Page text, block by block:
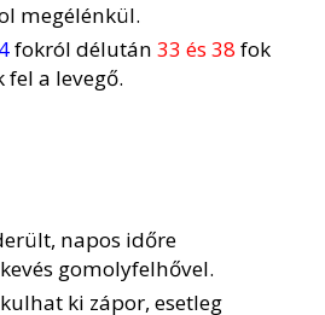
megélénkül.
fokról délután 33 és 38 fok
fel a levegő.
napos időre
gomolyfelhővel.
ki zápor, esetleg